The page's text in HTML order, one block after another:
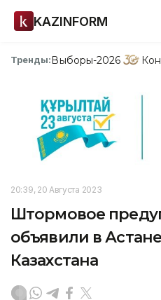
KAZINFORM
Тренды:Выборы-2026
20:39, 20 Августа 2023
Штормовое
объявили в
Казахстана